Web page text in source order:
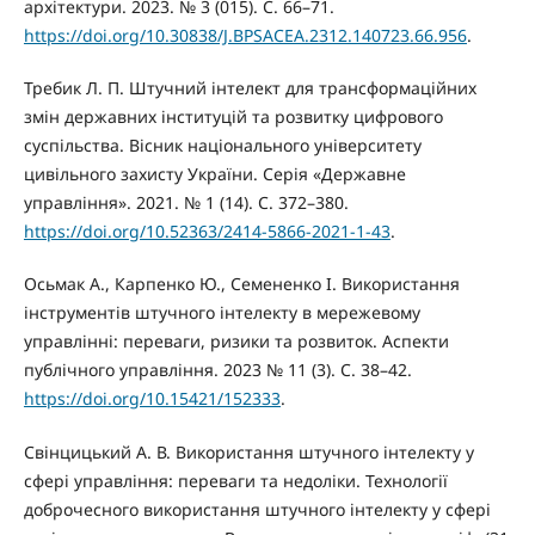
архітектури. 2023. № 3 (015). С. 66–71.
https://doi.org/10.30838/J.BPSACEA.2312.140723.66.956.
Требик Л. П. Штучний інтелект для трансформаційних
змін державних інституцій та розвитку цифрового
суспільства. Вісник національного університету
цивільного захисту України. Серія «Державне
управління». 2021. № 1 (14). С. 372–380.
https://doi.org/10.52363/2414-5866-2021-1-43.
Осьмак А., Карпенко Ю., Семененко І. Використання
інструментів штучного інтелекту в мережевому
управлінні: переваги, ризики та розвиток. Аспекти
публічного управління. 2023 № 11 (3). С. 38–42.
https://doi.org/10.15421/152333.
Свінцицький А. В. Використання штучного інтелекту у
сфері управління: переваги та недоліки. Технології
доброчесного використання штучного інтелекту у сфері